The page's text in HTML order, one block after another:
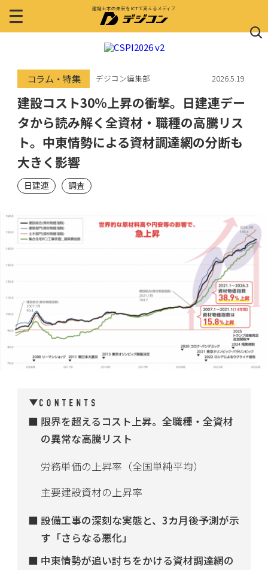
建設土木の未来をICTで変えるメディア
コラム・特集 デジコン編集部 2026.5.19
建設コスト30%上昇の衝撃。日建連デー
タから読み解く全資材・職種の高騰リス
ト。中東情勢による資材調達網の分断も
大きく影響
日建連 調査
限界を超えるコスト上昇。全職種・全資材
の異常な高騰リスト
労務単価の上昇率（全国単純平均）
主要建設資材の上昇率
設備工事の深刻な実態と、3カ月後予測が示
す「さらなる悪化」
中東情勢が追い討ちをかける資材調達網の